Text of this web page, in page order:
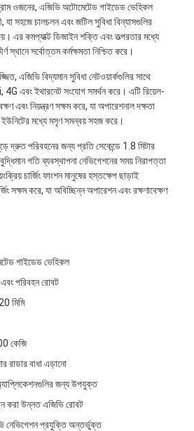
ওজনের, এজিভি অটোমেটেড গাইডেড ভেহিকল
সহজে চালচলন এবং জটিল সুবিধা বিন্যাসগুলির
এর কমপ্যাক্ট ডিজাইন শক্তি এবং তত্পরতার মধ্যে
স্থানে সর্বোত্তম কর্মক্ষমতা নিশ্চিত করে।
এজিভি বিদ্যমান সুবিধা নেটওয়ার্কগুলির সাথে
4G এবং ইথারনেট সংযোগ সমর্থন করে। এটি রিয়েল-
এবং নিয়ন্ত্রণ সক্ষম করে, যা অপারেশনাল দক্ষতা
মধ্যে মসৃণ সমন্বয় সহজ করে।
দ্রুত পরিবহনের জন্য প্রতি সেকেন্ডে 1.8 মিটার
গতি ব্যবস্থাপনা নেভিগেশনের সময় নিরাপত্তা
চার্জিং ফাংশন মানুষের হস্তক্ষেপ ছাড়াই
সক্ষম করে, যা অবিচ্ছিন্ন অপারেশন এবং রক্ষণাবেক্ষণ
গাইডেড ভেহিকল
পরিবহন রোবট
মিমি
কেজি
রাডার বাধা এড়ানো
জন্য উপযুক্ত
করা উন্নত এজিভি রোবট
নেভিগেশন প্রযুক্তি অন্তর্ভুক্ত